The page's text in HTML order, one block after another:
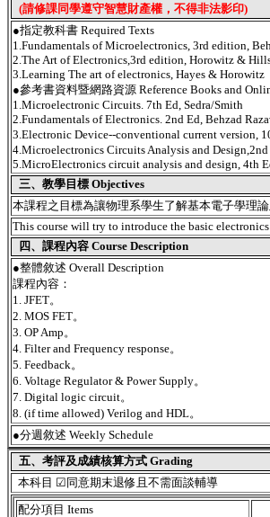
(請修課同學遵守智慧財產權，不得非法影印)
●指定教科書 Required Texts
1.Fundamentals of Microelectronics, 3rd edition,
2.The Art of Electronics,3rd edition, Horowitz &
3.Learning The art of electronics, Hayes & Horowitz
●參考書資料暨網路資源 Reference Books and
1.Microelectronic Circuits. 7th Ed, Sedra/Smith
2.Fundamentals of Electronics. 2nd Ed, Behzad
3.Electronic Device--conventional current version,
4.Microelectronics Circuits Analysis and Design,2nd
5.MicroElectronics circuit analysis and design, 4th
三、教學目標 Objectives
本課程之目標為讓物理系學生了解基本電子學理
This course will try to introduce the basic
四、課程內容 Course Description
●整體敘述 Overall Description
課程內容：
1. JFET。
2. MOS FET。
3. OP Amp。
4. Filter and Frequency response。
5. Feedback。
6. Voltage Regulator & Power Supply。
7. Digital logic circuit。
8. (if time allowed) Verilog and HDL。
●分週敘述 Weekly Schedule
五、考評及成績核算方式 Grading
本科目 ☑同意期末退修且不需面談輔導
配分項目 Items